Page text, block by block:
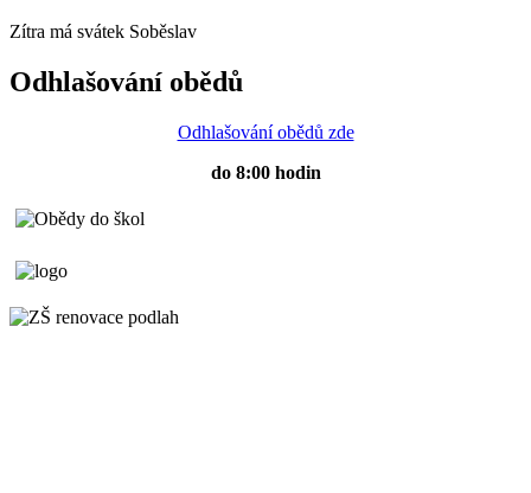
Zítra má svátek Soběslav
Odhlašování obědů
Odhlašování obědů zde
do 8:00 hodin